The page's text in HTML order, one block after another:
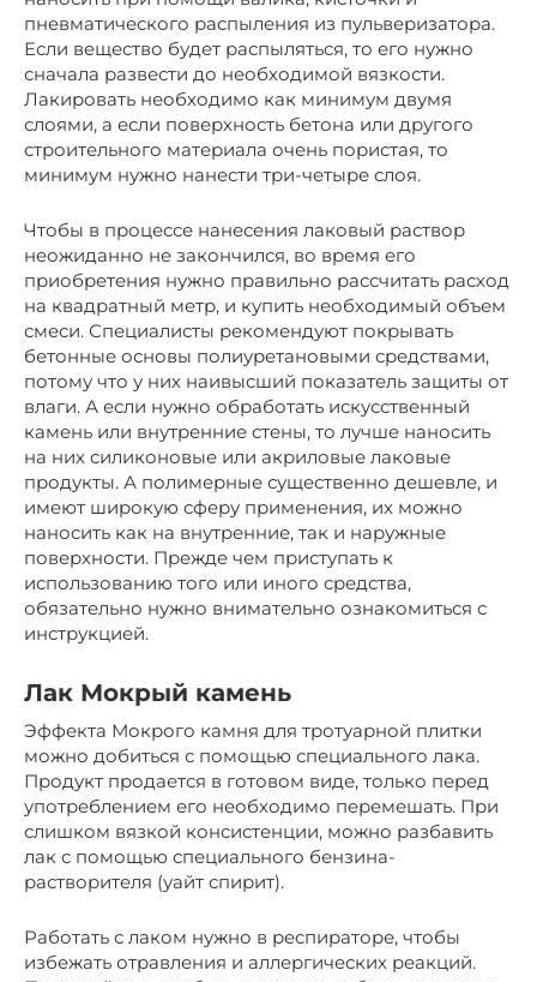
пневматического распыления из пульверизатора.
Если вещество будет распыляться, то его нужно
сначала развести до необходимой вязкости.
Лакировать необходимо как минимум двумя
слоями, а если поверхность бетона или другого
строительного материала очень пористая, то
минимум нужно нанести три-четыре слоя.
Чтобы в процессе нанесения лаковый раствор
неожиданно не закончился, во время его
приобретения нужно правильно рассчитать расход
на квадратный метр, и купить необходимый объем
смеси. Специалисты рекомендуют покрывать
бетонные основы полиуретановыми средствами,
потому что у них наивысший показатель защиты от
влаги. А если нужно обработать искусственный
камень или внутренние стены, то лучше наносить
на них силиконовые или акриловые лаковые
продукты. А полимерные существенно дешевле, и
имеют широкую сферу применения, их можно
наносить как на внутренние, так и наружные
поверхности. Прежде чем приступать к
использованию того или иного средства,
обязательно нужно внимательно ознакомиться с
инструкцией.
Лак Мокрый камень
Эффекта Мокрого камня для тротуарной плитки
можно добиться с помощью специального лака.
Продукт продается в готовом виде, только перед
употреблением его необходимо перемешать. При
слишком вязкой консистенции, можно разбавить
лак с помощью специального бензина-
растворителя (уайт спирит).
Работать с лаком нужно в респираторе, чтобы
избежать отравления и аллергических реакций.